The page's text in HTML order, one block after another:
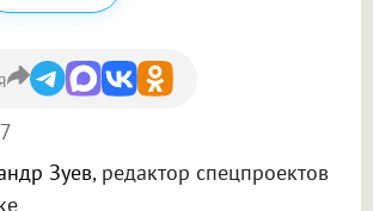
Зуев, редактор спецпроектов